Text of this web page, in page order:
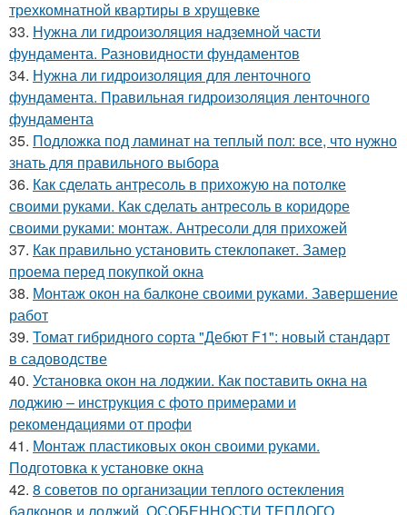
трехкомнатной квартиры в хрущевке
33. Нужна ли гидроизоляция надземной части
фундамента. Разновидности фундаментов
34. Нужна ли гидроизоляция для ленточного
фундамента. Правильная гидроизоляция ленточного
фундамента
35. Подложка под ламинат на теплый пол: все, что нужно
знать для правильного выбора
36. Как сделать антресоль в прихожую на потолке
своими руками. Как сделать антресоль в коридоре
своими руками: монтаж. Антресоли для прихожей
37. Как правильно установить стеклопакет. Замер
проема перед покупкой окна
38. Монтаж окон на балконе своими руками. Завершение
работ
39. Томат гибридного сорта "Дебют F1": новый стандарт
в садоводстве
40. Установка окон на лоджии. Как поставить окна на
лоджию – инструкция с фото примерами и
рекомендациями от профи
41. Монтаж пластиковых окон своими руками.
Подготовка к установке окна
42. 8 советов по организации теплого остекления